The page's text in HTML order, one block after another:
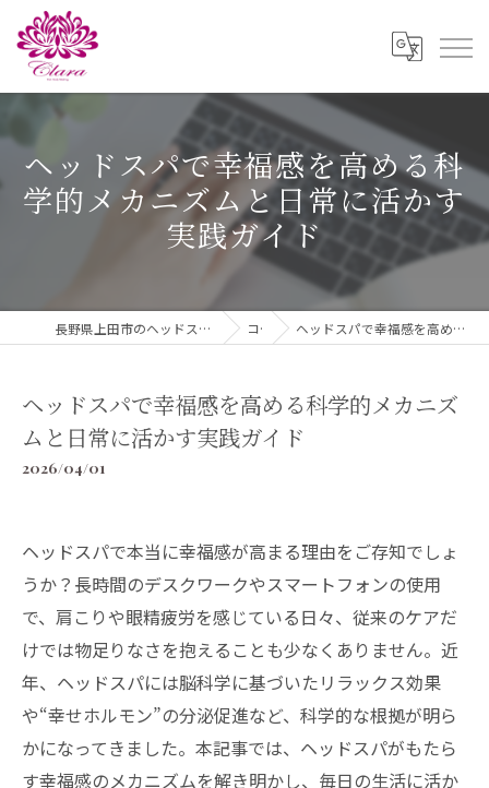
ヘッドスパで幸福感を高める科
学的メカニズムと日常に活かす
実践ガイド
長野県上田市のヘッドスパならドライヘッドスパ ＆ダイエットClara コラム ヘッドスパで幸福感を高める科学的メカニズムと日常に活かす実践ガイド
ヘッドスパで幸福感を高める科学的メカニズ
ムと日常に活かす実践ガイド
2026/04/01
ヘッドスパで本当に幸福感が高まる理由をご存知でしょ
うか？長時間のデスクワークやスマートフォンの使用
で、肩こりや眼精疲労を感じている日々、従来のケアだ
けでは物足りなさを抱えることも少なくありません。近
年、ヘッドスパには脳科学に基づいたリラックス効果
や“幸せホルモン”の分泌促進など、科学的な根拠が明ら
かになってきました。本記事では、ヘッドスパがもたら
す幸福感のメカニズムを解き明かし、毎日の生活に活か